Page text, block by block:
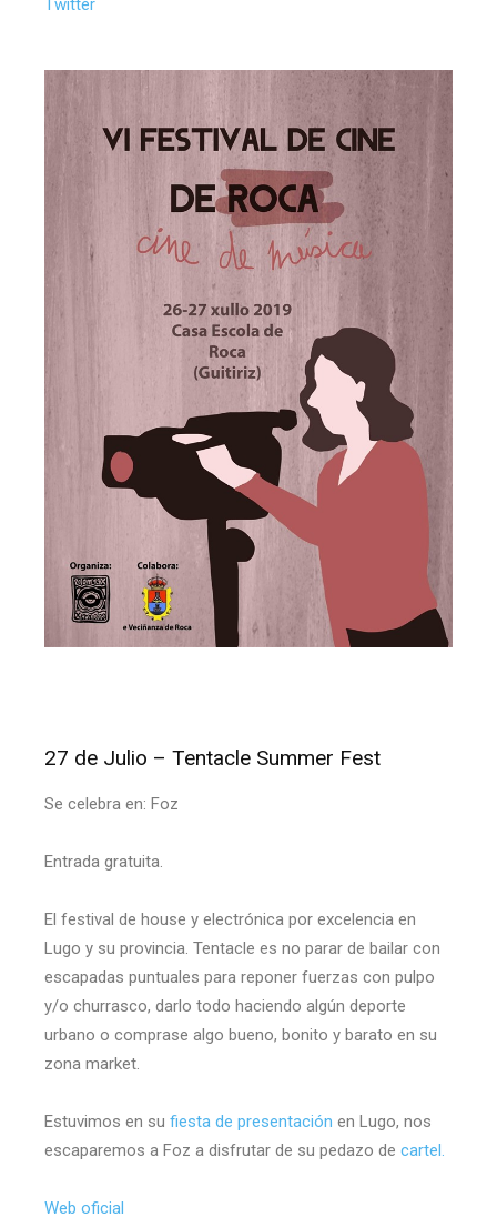
Twitter
27 de Julio – Tentacle Summer Fest
Se celebra en: Foz
Entrada gratuita.
El festival de house y electrónica por excelencia en
Lugo y su provincia. Tentacle es no parar de bailar con
escapadas puntuales para reponer fuerzas con pulpo
y/o churrasco, darlo todo haciendo algún deporte
urbano o comprase algo bueno, bonito y barato en su
zona market.
Estuvimos en su fiesta de presentación en Lugo, nos
escaparemos a Foz a disfrutar de su pedazo de cartel.
Web oficial